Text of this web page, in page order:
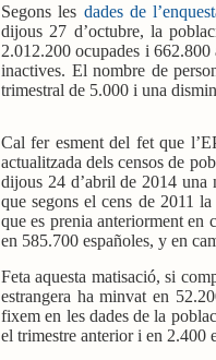
Segons les dades de
dijous 27 d’octubre, la
2.012.200 ocupades i 662.800
inactives. El nombre de
trimestral de 5.000 i una
Cal fer esment del fet que
actualitzada dels censos de
dijous 24 d’abril de 2014 una
que segons el cens de 2011
que es prenia anteriorment en
en 585.700 españoles, y en
Feta aquesta matisació, si
estrangera ha minvat en
fixem en les dades de la
el trimestre anterior i en 2.400